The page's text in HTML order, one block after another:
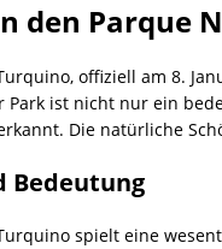
den Parque
offiziell am 8.
Park ist nicht nur ein
Die natürliche
Bedeutung
spielt eine